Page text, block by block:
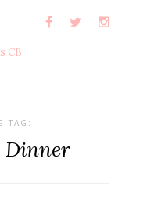
TAG:
Dinner